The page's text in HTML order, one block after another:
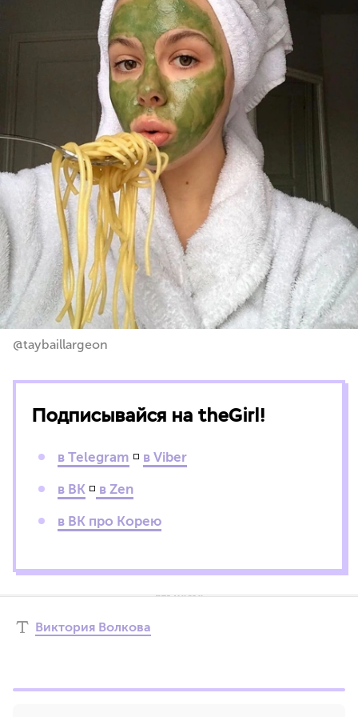
@taybaillargeon
Подписывайся на theGirl!
в Telegram ◽ в Viber
в ВК ◽ в Zen
в ВК про Корею
Виктория Волкова